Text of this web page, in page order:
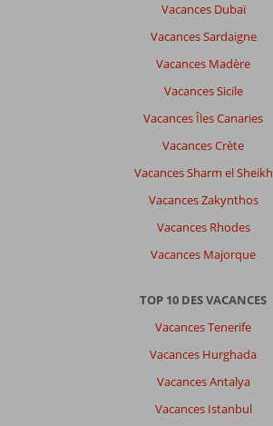
Vacances Dubaï
Vacances Sardaigne
Vacances Madère
Vacances Sicile
Vacances Îles Canaries
Vacances Crète
Vacances Sharm el Sheikh
Vacances Zakynthos
Vacances Rhodes
Vacances Majorque
TOP 10 DES VACANCES
Vacances Tenerife
Vacances Hurghada
Vacances Antalya
Vacances Istanbul